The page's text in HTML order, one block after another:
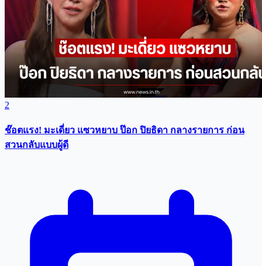
2
ช๊อตแรง! มะเดี่ยว แซวหยาบ ป๊อก ปิยธิดา กลางรายการ ก่อน
สวนกลับแบบผู้ดี